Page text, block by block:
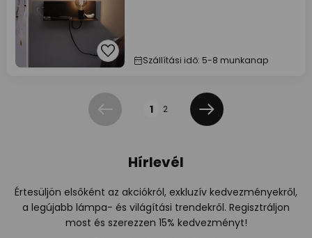
Szállítási idő: 5-8 munkanap
Előző 1 2
Következő
Hírlevél
Értesüljön elsőként az akciókról, exkluzív kedvezményekről,
a legújabb lámpa- és világítási trendekről. Regisztráljon
most és szerezzen 15% kedvezményt!